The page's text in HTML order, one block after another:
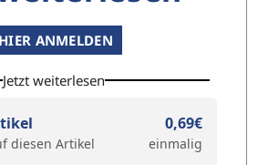
HIER ANMELDEN
Jetzt weiterlesen
diesen Artikel
0,69€
einmalig